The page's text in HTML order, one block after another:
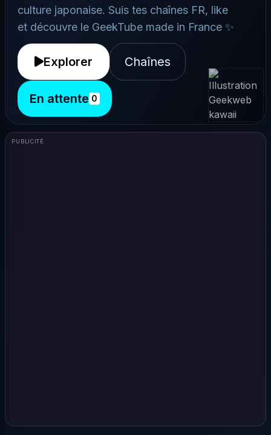
culture japonaise. Suis tes chaînes FR, like
et découvre le GeekTube made in France ✨
Explorer Chaînes
En attente 0
PUBLICITÉ